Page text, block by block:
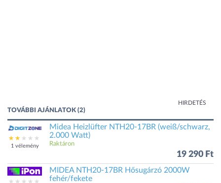
HIRDETÉS
TOVÁBBI AJÁNLATOK (2)
1 vélemény
Midea Heizlüfter NTH20-17BR (weiß/schwarz,
2.000 Watt)
Raktáron
19 290 Ft
MIDEA NTH20-17BR Hősugárzó 2000W
fehér/fekete